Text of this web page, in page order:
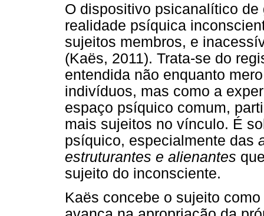
O dispositivo psicanalítico
realidade psíquica
sujeitos membros, e
(Kaës, 2011). Trata-se do
entendida não enquanto
indivíduos, mas como a
espaço psíquico comum,
mais sujeitos no vínculo. É
psíquico, especialmente das
estruturantes e alienantes
sujeito do inconsciente.
Kaës concebe o sujeito